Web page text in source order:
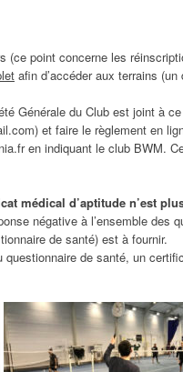
(ce point concerne les
afin d’accéder aux terrains
Générale du Club est joint à
et faire le règlement en
en indiquant le club BWM.
médical d’aptitude n’est
négative à l’ensemble des
de santé) est à fournir.
de santé, un